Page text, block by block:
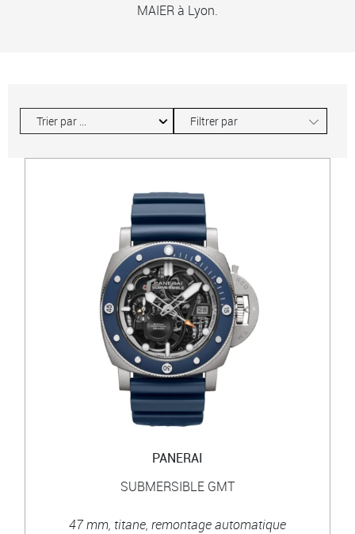
MAIER à Lyon.
Filtrer par ∟
PANERAI
SUBMERSIBLE GMT
47 mm, titane, remontage automatique